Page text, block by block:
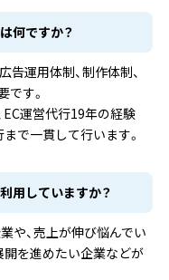
何ですか？
告運用体制、制作体制、
す。
EC運営代行19年の経験
で一貫して行います。
用していますか？
や、売上が伸び悩んでい
開を進めたい企業などが